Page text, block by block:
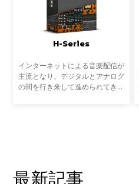
H-Series
インターネットによる音楽配信が
主流となり、デジタルとアナログ
の間を行き来して進められてきた
最新記事